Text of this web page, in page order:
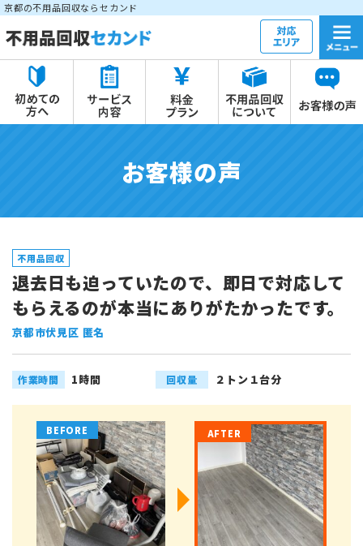
京都の不用品回収ならセカンド
お客様の声
不用品回収
退去日も迫っていたので、即日で対応して
もらえるのが本当にありがたかったです。
京都市伏見区 匿名
作業時間 1時間 回収量 ２トン１台分